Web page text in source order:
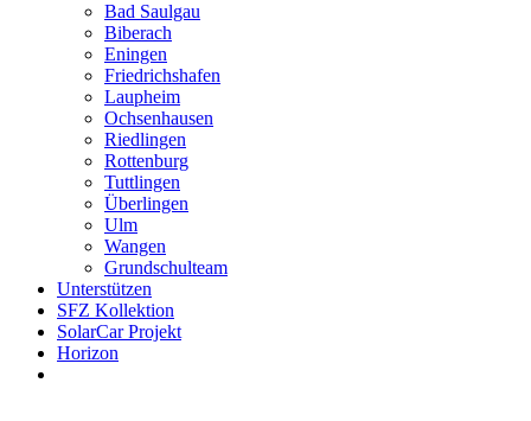
Bad Saulgau
Biberach
Eningen
Friedrichshafen
Laupheim
Ochsenhausen
Riedlingen
Rottenburg
Tuttlingen
Überlingen
Ulm
Wangen
Grundschulteam
Unterstützen
SFZ Kollektion
SolarCar Projekt
Horizon